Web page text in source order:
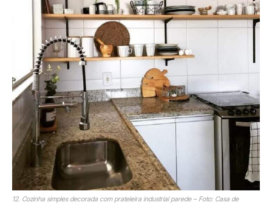
12. Cozinha simples decorada com prateleira industrial parede – Foto: Casa de